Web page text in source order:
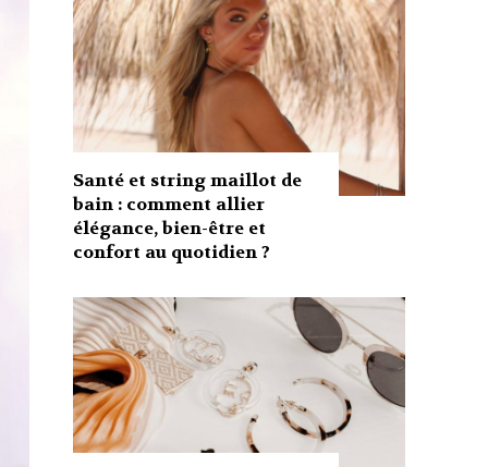
Santé et string maillot de
bain : comment allier
élégance, bien-être et
confort au quotidien ?